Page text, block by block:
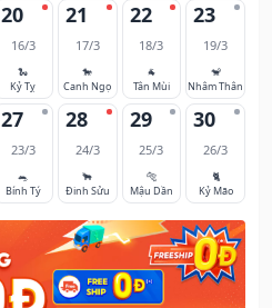
20
16/3
🐍
Kỷ Tỵ
21
17/3
🐎
Canh Ngọ
22
18/3
🐐
Tân Mùi
23
19/3
🐒
Nhâm Thân
27
23/3
🐀
Bính Tý
28
24/3
🐂
Đinh Sửu
29
25/3
🐅
Mậu Dần
30
26/3
🐈
Kỷ Mão